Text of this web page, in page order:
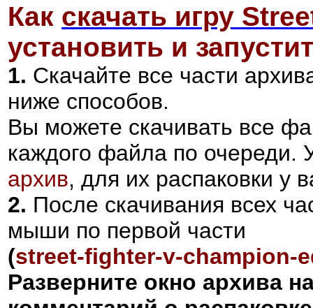
Как скачать игру
установить и
1. Скачайте все части
ниже способов.
Вы можете скачивать все
каждого файла по
архив, для их распаковки у
2. После скачивания всех
мыши по первой части
(street-fighter-v-champion-
Разверните окно архива